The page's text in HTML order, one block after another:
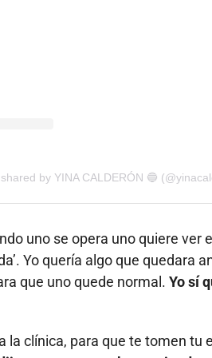
by YINA CALDERÓN 🔵
uno se opera uno quiere ver
Yo quería algo que quedara
que uno quede normal. Yo sí
la clínica, para que te tomen